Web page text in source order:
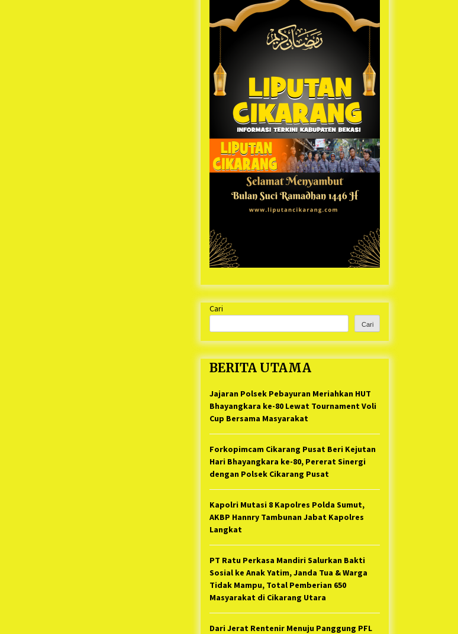
Kabupaten Bekasi Pulang duluan
Sebelum Waktunya
1 tahun ago
Ketua Umum Jurpala KOSMI
Indonesia Gilang Bayu Nugraha,
S.H, Ucapkan Terimakasih Atas
Jurpala Kosmi
Jelang Ramadhan, Kecamatan
Cikarang Pusat Gelar STQ ke-VII
1 tahun ago
Cari
Cari
BERITA UTAMA
Jajaran Polsek Pebayuran Meriahkan HUT
Bhayangkara ke-80 Lewat Tournament Voli
Cup Bersama Masyarakat
Forkopimcam Cikarang Pusat Beri Kejutan
Hari Bhayangkara ke-80, Pererat Sinergi
dengan Polsek Cikarang Pusat
Kapolri Mutasi 8 Kapolres Polda Sumut,
AKBP Hannry Tambunan Jabat Kapolres
Langkat
PT Ratu Perkasa Mandiri Salurkan Bakti
Sosial ke Anak Yatim, Janda Tua & Warga
Tidak Mampu, Total Pemberian 650
Masyarakat di Cikarang Utara
Dari Jerat Rentenir Menuju Panggung PFL